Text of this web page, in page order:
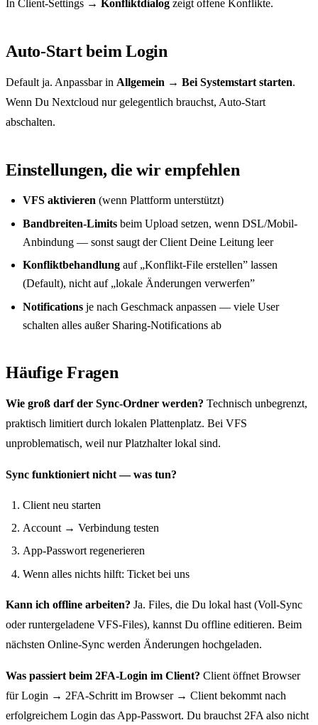
In Client-Settings → Konfliktdialog zeigt offene Konflikte.
Auto-Start beim Login
Default ja. Anpassbar in Allgemein → Bei Systemstart starten.
Wenn Du Nextcloud nur gelegentlich brauchst, Auto-Start
abschalten.
Einstellungen, die wir empfehlen
VFS aktivieren (wenn Plattform unterstützt)
Bandbreiten-Limits beim Upload setzen, wenn DSL/Mobil-
Anbindung — sonst saugt der Client Deine Leitung leer
Konfliktbehandlung auf „Konflikt-File erstellen” lassen
(Default), nicht auf „lokale Änderungen verwerfen”
Notifications je nach Geschmack anpassen — viele User
schalten alles außer Sharing-Notifications ab
Häufige Fragen
Wie groß darf der Sync-Ordner werden? Technisch unbegrenzt,
praktisch limitiert durch lokalen Plattenplatz. Bei VFS
unproblematisch, weil nur Platzhalter lokal sind.
Sync funktioniert nicht — was tun?
Client neu starten
Account → Verbindung testen
App-Passwort regenerieren
Wenn alles nichts hilft: Ticket bei uns
Kann ich offline arbeiten? Ja. Files, die Du lokal hast (Voll-Sync
oder runtergeladene VFS-Files), kannst Du offline editieren. Beim
nächsten Online-Sync werden Änderungen hochgeladen.
Was passiert beim 2FA-Login im Client? Client öffnet Browser
für Login → 2FA-Schritt im Browser → Client bekommt nach
erfolgreichem Login das App-Passwort. Du brauchst 2FA also nicht